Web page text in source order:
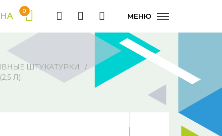
0
МЕНЮ
ШТУКАТУРКИ
Л)